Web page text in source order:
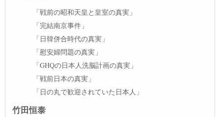
「戦前の昭和天皇と皇室の真実」
「完結南京事件」
「日韓併合時代の真実」
「慰安婦問題の真実」
「GHQの日本人洗脳計画の真実」
「戦前日本の真実」
「日の丸で歓迎されていた日本人」
竹田恒泰